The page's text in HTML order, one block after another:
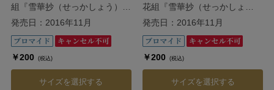
組『雪華抄（せっかしょう）』
『金色（こんじき）の砂漠』
発売日：2016年11月
￥200 (税込)
サイズを選択する
花組『雪華抄（せっかしょ
う）』『金色（こんじき）の砂
発売日：2016年11月
￥200 (税込)
サイズを選択する